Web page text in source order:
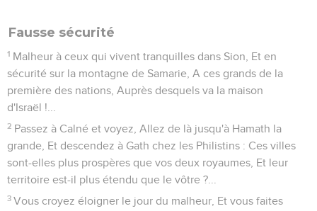
Fausse sécurité
1 Malheur à ceux qui vivent tranquilles dans Sion, Et en
sécurité sur la montagne de Samarie, A ces grands de la
première des nations, Auprès desquels va la maison
d'Israël !...
2 Passez à Calné et voyez, Allez de là jusqu'à Hamath la
grande, Et descendez à Gath chez les Philistins : Ces villes
sont-elles plus prospères que vos deux royaumes, Et leur
territoire est-il plus étendu que le vôtre ?...
3 Vous croyez éloigner le jour du malheur, Et vous faites